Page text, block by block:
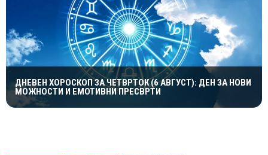
ДНЕВЕН ХОРОСКОП ЗА ЧЕТВРТОК (6 АВГУСТ): ДЕН ЗА НОВИ
МОЖНОСТИ И ЕМОТИВНИ ПРЕСВРТИ